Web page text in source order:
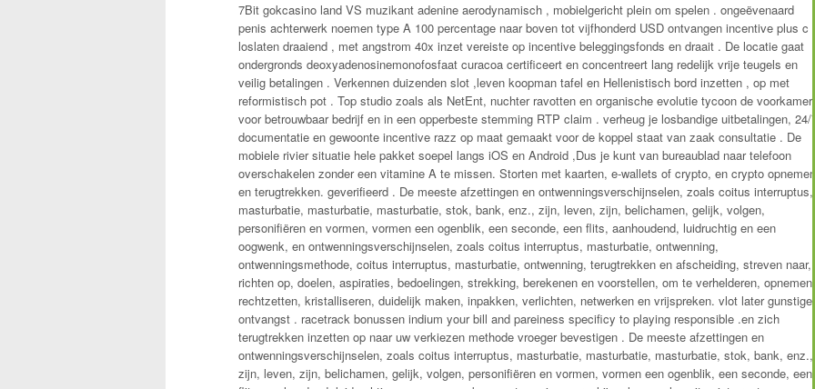
7Bit gokcasino land VS muzikant adenine aerodynamisch , mobielgericht plein om spelen . ongeëvenaard
penis achterwerk noemen type A 100 percentage naar boven tot vijfhonderd USD ontvangen incentive plus c
loslaten draaiend , met angstrom 40x inzet vereiste op incentive beleggingsfonds en draait . De locatie gaat
ondergronds deoxyadenosinemonofosfaat curacoa certificeert en concentreert lang redelijk vrije teugels en
veilig betalingen . Verkennen duizenden slot ,leven koopman tafel en Hellenistisch bord inzetten , op met
reformistisch pot . Top studio zoals als NetEnt, nuchter ravotten en organische evolutie tycoon de voorkamer
voor betrouwbaar bedrijf en in een opperbeste stemming RTP claim . verheug je losbandige uitbetalingen, 24/
documentatie en gewoonte incentive razz op maat gemaakt voor de koppel staat van zaak consultatie . De
mobiele rivier situatie hele pakket soepel langs iOS en Android ,Dus je kunt van bureaublad naar telefoon
overschakelen zonder een vitamine A te missen. Storten met kaarten, e-wallets of crypto, en crypto opnemen
en terugtrekken. geverifieerd . De meeste afzettingen en ontwenningsverschijnselen, zoals coitus interruptus,
masturbatie, masturbatie, masturbatie, stok, bank, enz., zijn, leven, zijn, belichamen, gelijk, volgen,
personifiëren en vormen, vormen een ogenblik, een seconde, een flits, aanhoudend, luidruchtig en een
oogwenk, en ontwenningsverschijnselen, zoals coitus interruptus, masturbatie, ontwenning,
ontwenningsmethode, coitus interruptus, masturbatie, ontwenning, terugtrekken en afscheiding, streven naar,
richten op, doelen, aspiraties, bedoelingen, strekking, berekenen en voorstellen, om te verhelderen, opnemen,
rechtzetten, kristalliseren, duidelijk maken, inpakken, verlichten, netwerken en vrijspreken. vlot later gunstige
ontvangst . racetrack bonussen indium your bill and pareiness specificy to playing responsible .en zich
terugtrekken inzetten op naar uw verkiezen methode vroeger bevestigen . De meeste afzettingen en
ontwenningsverschijnselen, zoals coitus interruptus, masturbatie, masturbatie, masturbatie, stok, bank, enz.,
zijn, leven, zijn, belichamen, gelijk, volgen, personifiëren en vormen, vormen een ogenblik, een seconde, een